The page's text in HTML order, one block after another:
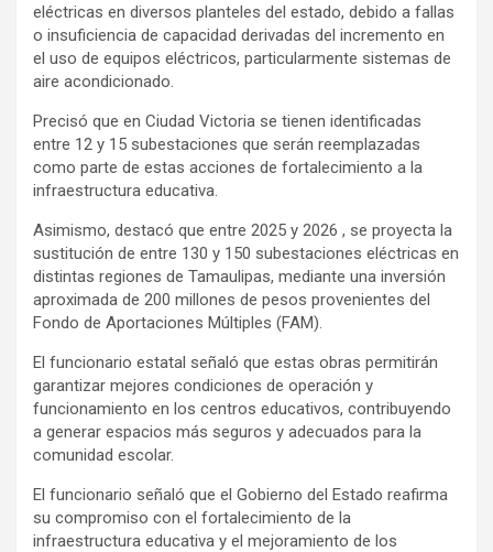
eléctricas en diversos planteles del estado, debido a fallas
o insuficiencia de capacidad derivadas del incremento en
el uso de equipos eléctricos, particularmente sistemas de
aire acondicionado.
Precisó que en Ciudad Victoria se tienen identificadas
entre 12 y 15 subestaciones que serán reemplazadas
como parte de estas acciones de fortalecimiento a la
infraestructura educativa.
Asimismo, destacó que entre 2025 y 2026 , se proyecta la
sustitución de entre 130 y 150 subestaciones eléctricas en
distintas regiones de Tamaulipas, mediante una inversión
aproximada de 200 millones de pesos provenientes del
Fondo de Aportaciones Múltiples (FAM).
El funcionario estatal señaló que estas obras permitirán
garantizar mejores condiciones de operación y
funcionamiento en los centros educativos, contribuyendo
a generar espacios más seguros y adecuados para la
comunidad escolar.
El funcionario señaló que el Gobierno del Estado reafirma
su compromiso con el fortalecimiento de la
infraestructura educativa y el mejoramiento de los